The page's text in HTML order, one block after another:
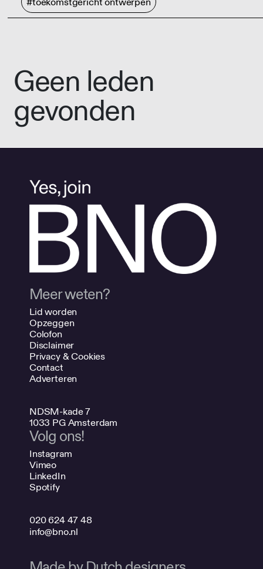
Geen leden
gevonden
Meer weten?
Lid worden
Opzeggen
Colofon
Disclaimer
Privacy & Cookies
Contact
Adverteren
NDSM-kade 7
1033 PG Amsterdam
Volg ons!
Instagram
Vimeo
LinkedIn
Spotify
020 624 47 48
info@bno.nl